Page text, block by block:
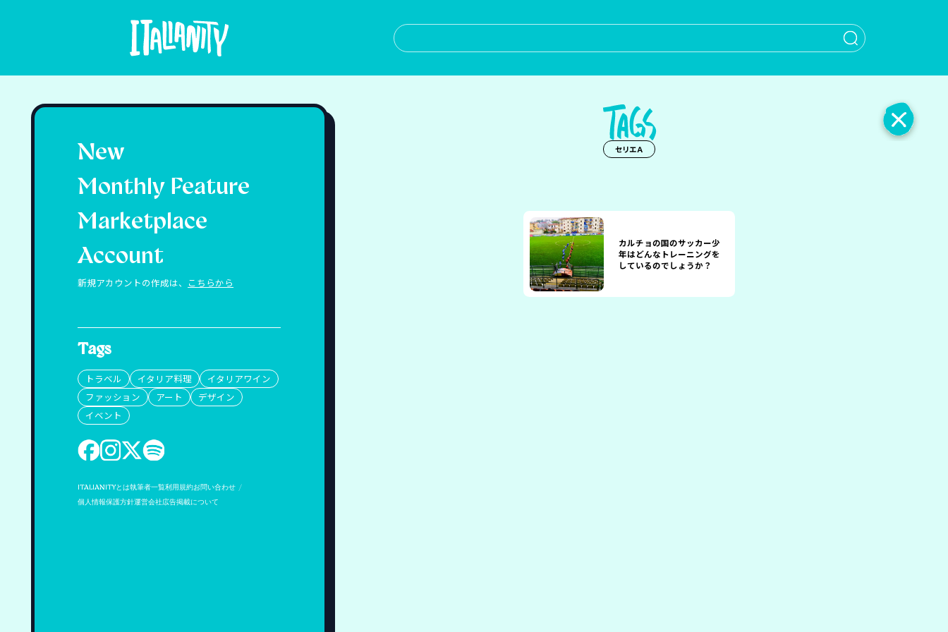
When
New
Monthly Feature
Marketplace
Account
新規アカウントの作成は、 こちらから
Tags
トラベル イタリア料理
イタリアワイン
ファッション
アート
デザイン
イベント
ITALIANITYとは執筆者一覧利用規約お問い合わせ
個人情報保護方針運営会社広告掲載について
セリエＡ
カルチョの国のサッカー少
年はどんなトレーニングを
しているのでしょうか？